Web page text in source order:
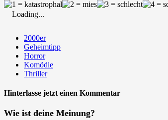
Loading...
2000er
Geheimtipp
Horror
Komödie
Thriller
Hinterlasse jetzt einen Kommentar
Wie ist deine Meinung?